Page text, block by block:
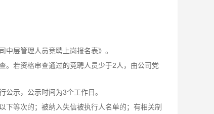
层管理人员竞聘上岗报名表》。
。若资格审查通过的竞聘人员少于2人，由公司党
示，公示时间为3个工作日。
下等次的；被纳入失信被执行人名单的；有相关制